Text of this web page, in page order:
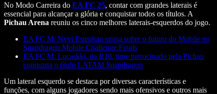
No Modo Carreira do EA FC 25, contar com grandes laterais é
essencial para alcançar a glória e conquistar todos os títulos. A
Pichau Arena reuniu os cinco melhores laterais-esquerdos do jogo.
EA FC M: Nyvi Estephan opina sobre o futuro do Mobile no
Snapdragon Mobile Challenge Finals
EA FC M: Lucaskkj, da R10, time patrocinado pela Pichau
conquista o título LATAM Snapdragon
Um lateral esquerdo se destaca por diversas características e
funções, com alguns jogadores sendo mais ofensivos e outros mais